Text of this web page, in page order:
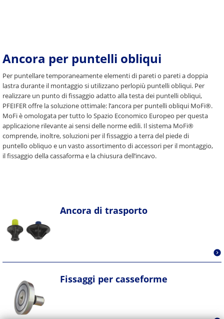
Ancora per puntelli obliqui
Per puntellare temporaneamente elementi di pareti o pareti a doppia
lastra durante il montaggio si utilizzano perlopiù puntelli obliqui. Per
realizzare un punto di fissaggio adatto alla testa dei puntelli obliqui,
PFEIFER offre la soluzione ottimale: l’ancora per puntelli obliqui MoFi®.
MoFi è omologata per tutto lo Spazio Economico Europeo per questa
applicazione rilevante ai sensi delle norme edili. Il sistema MoFi®
comprende, inoltre, soluzioni per il fissaggio a terra del piede di
puntello obliquo e un vasto assortimento di accessori per il montaggio,
il fissaggio della cassaforma e la chiusura dell’incavo.
Ancora di trasporto
Fissaggi per casseforme